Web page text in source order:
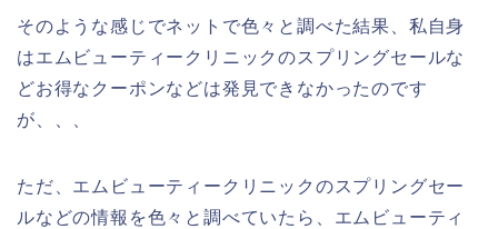
そのような感じでネットで色々と調べた結果、私自身
はエムビューティークリニックのスプリングセールな
どお得なクーポンなどは発見できなかったのです
が、、、
ただ、エムビューティークリニックのスプリングセー
ルなどの情報を色々と調べていたら、エムビューティ